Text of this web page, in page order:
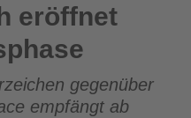
eröffnet
gegenüber
empfängt ab